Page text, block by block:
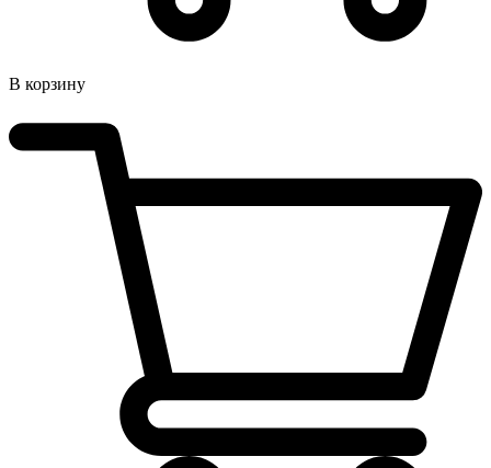
В корзину